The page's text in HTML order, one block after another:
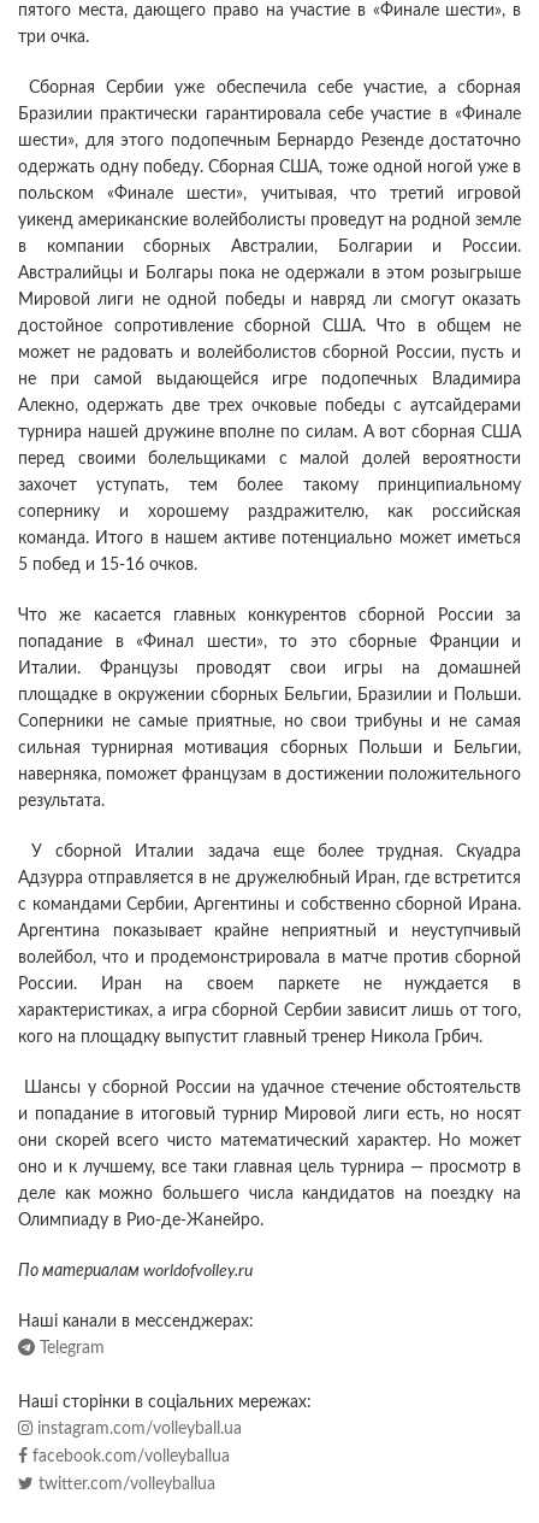
пятого места, дающего право на участие в «Финале шести», в
три очка.
Сборная Сербии уже обеспечила себе участие, а сборная
Бразилии практически гарантировала себе участие в «Финале
шести», для этого подопечным Бернардо Резенде достаточно
одержать одну победу. Сборная США, тоже одной ногой уже в
польском «Финале шести», учитывая, что третий игровой
уикенд американские волейболисты проведут на родной земле
в компании сборных Австралии, Болгарии и России.
Австралийцы и Болгары пока не одержали в этом розыгрыше
Мировой лиги не одной победы и навряд ли смогут оказать
достойное сопротивление сборной США. Что в общем не
может не радовать и волейболистов сборной России, пусть и
не при самой выдающейся игре подопечных Владимира
Алекно, одержать две трех очковые победы с аутсайдерами
турнира нашей дружине вполне по силам. А вот сборная США
перед своими болельщиками с малой долей вероятности
захочет уступать, тем более такому принципиальному
сопернику и хорошему раздражителю, как российская
команда. Итого в нашем активе потенциально может иметься
5 побед и 15-16 очков.
Что же касается главных конкурентов сборной России за
попадание в «Финал шести», то это сборные Франции и
Италии. Французы проводят свои игры на домашней
площадке в окружении сборных Бельгии, Бразилии и Польши.
Соперники не самые приятные, но свои трибуны и не самая
сильная турнирная мотивация сборных Польши и Бельгии,
наверняка, поможет французам в достижении положительного
результата.
У сборной Италии задача еще более трудная. Скуадра
Адзурра отправляется в не дружелюбный Иран, где встретится
с командами Сербии, Аргентины и собственно сборной Ирана.
Аргентина показывает крайне неприятный и неуступчивый
волейбол, что и продемонстрировала в матче против сборной
России. Иран на своем паркете не нуждается в
характеристиках, а игра сборной Сербии зависит лишь от того,
кого на площадку выпустит главный тренер Никола Грбич.
Шансы у сборной России на удачное стечение обстоятельств
и попадание в итоговый турнир Мировой лиги есть, но носят
они скорей всего чисто математический характер. Но может
оно и к лучшему, все таки главная цель турнира — просмотр в
деле как можно большего числа кандидатов на поездку на
Олимпиаду в Рио-де-Жанейро.
По материалам worldofvolley.ru
Наші канали в мессенджерах:
Telegram
Наші сторінки в соціальних мережах:
instagram.com/volleyball.ua
facebook.com/volleyballua
twitter.com/volleyballua